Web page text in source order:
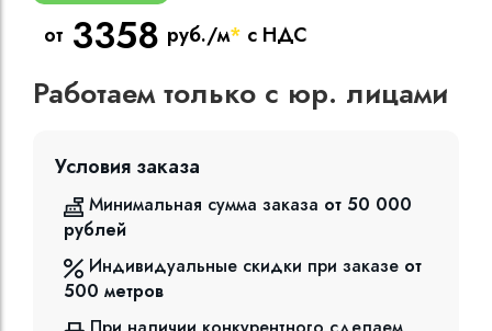
от 3358 руб./м* с НДС
Работаем только с юр. лицами
Условия заказа
Минимальная сумма заказа от 50 000
рублей
Индивидуальные скидки при заказе от
500 метров